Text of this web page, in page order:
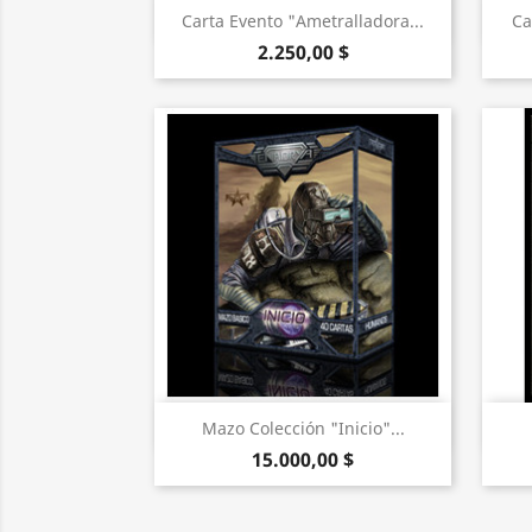
Carta Evento "Ametralladora...
2.250,00 $
Vista rápida
Mazo Colección "Inicio"...
15.000,00 $
Vista rápida